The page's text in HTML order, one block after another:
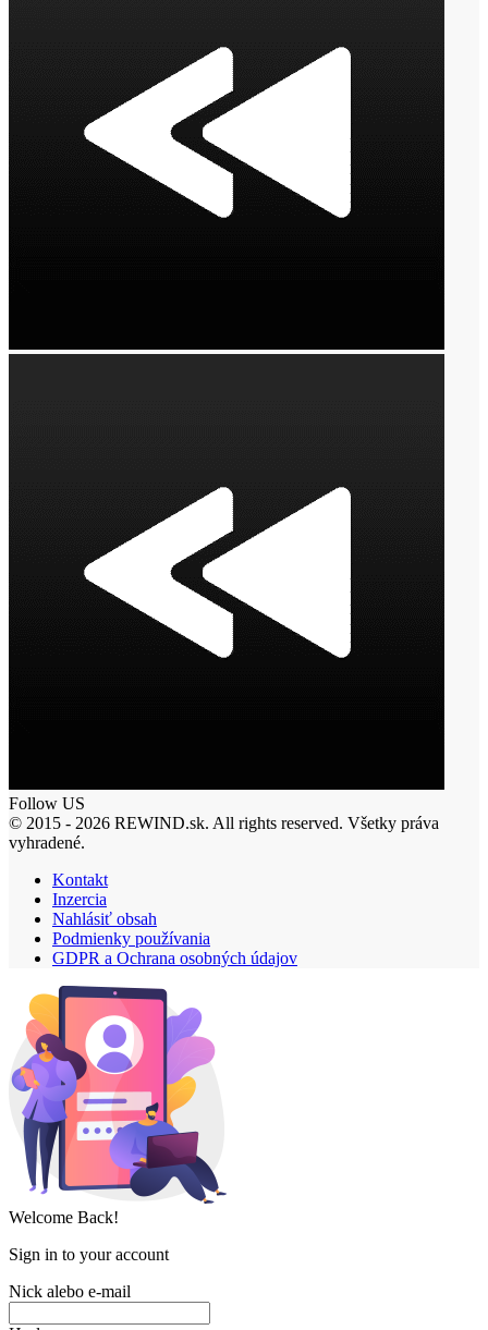
Follow US
© 2015 - 2026 REWIND.sk. All rights reserved. Všetky práva
vyhradené.
Kontakt
Inzercia
Nahlásiť obsah
Podmienky používania
GDPR a Ochrana osobných údajov
Welcome Back!
Sign in to your account
Nick alebo e-mail